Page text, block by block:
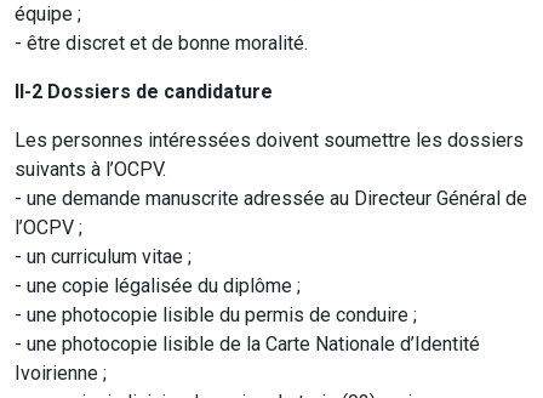
équipe ;
- être discret et de bonne moralité.
II-2 Dossiers de candidature
Les personnes intéressées doivent soumettre les dossiers
suivants à l’OCPV.
- une demande manuscrite adressée au Directeur Général de
l’OCPV ;
- un curriculum vitae ;
- une copie légalisée du diplôme ;
- une photocopie lisible du permis de conduire ;
- une photocopie lisible de la Carte Nationale d’Identité
Ivoirienne ;